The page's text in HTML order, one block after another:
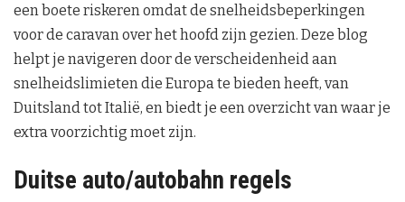
een boete riskeren omdat de snelheidsbeperkingen
voor de caravan over het hoofd zijn gezien. Deze blog
helpt je navigeren door de verscheidenheid aan
snelheidslimieten die Europa te bieden heeft, van
Duitsland tot Italië, en biedt je een overzicht van waar je
extra voorzichtig moet zijn.
Duitse auto/autobahn regels